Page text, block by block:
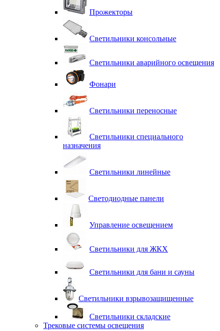
Прожекторы
Светильники консольные
Светильники аварийного освещения
Фонари
Светильники переносные
Светильники специального
назначения
Светильники линейные
Светодиодные панели
Управление освещением
Светильники для ЖКХ
Светильники для бани и сауны
Светильники взрывозащищенные
Светильники складские
Трековые системы освещения